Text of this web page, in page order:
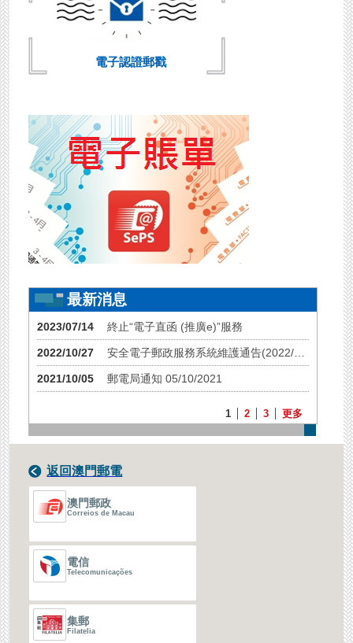
電子認證郵戳
最新消息
2023/07/14 終止“電子直函 (推廣e)”服務
2022/10/27 安全電子郵政服務系統維護通告(2022/11/12)
2021/10/05 郵電局通知 05/10/2021
1 2 3 更多
返回澳門郵電
澳門郵政
Correios de Macau
電信
Telecomunicações
集郵
Filatelia